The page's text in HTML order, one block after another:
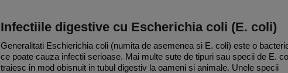
Infectiile digestive cu Escherichia coli (E. coli)
Generalitati Eschierichia coli (numita de asemenea si E. coli) este o
ce poate cauza infectii serioase. Mai multe sute de tipuri sau specii de E.
traiesc in mod obisnuit in tubul digestiv la oameni si animale. Unele specii